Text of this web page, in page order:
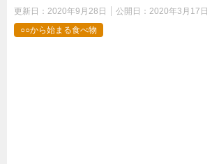
更新日： 2020年9月28日 公開日： 2020年3月17日
○○から始まる食べ物